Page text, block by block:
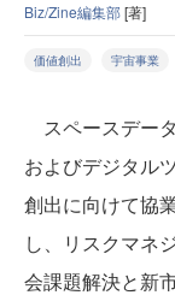
Biz/Zine編集部[著]
価値創出 宇宙事業
スペースデー
およびデジタル
創出に向けて協
し、リスクマネ
会課題解決と新